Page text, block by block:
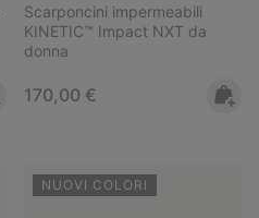
Scarponcini impermeabili
KINETIC™ Impact NXT da
donna
Regular price:
170,00 €
NUOVI COLORI